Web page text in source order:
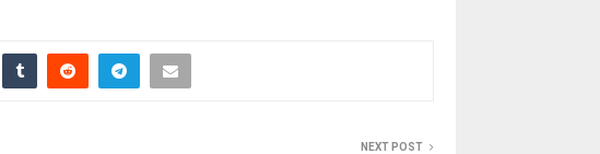
NEXT POST